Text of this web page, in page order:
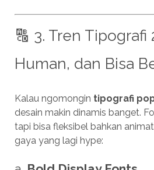
🔠 3. Tren Tipografi
Human, dan Bisa
Kalau ngomongin tipografi
desain makin dinamis banget.
tapi bisa fleksibel bahkan
gaya yang lagi hype: